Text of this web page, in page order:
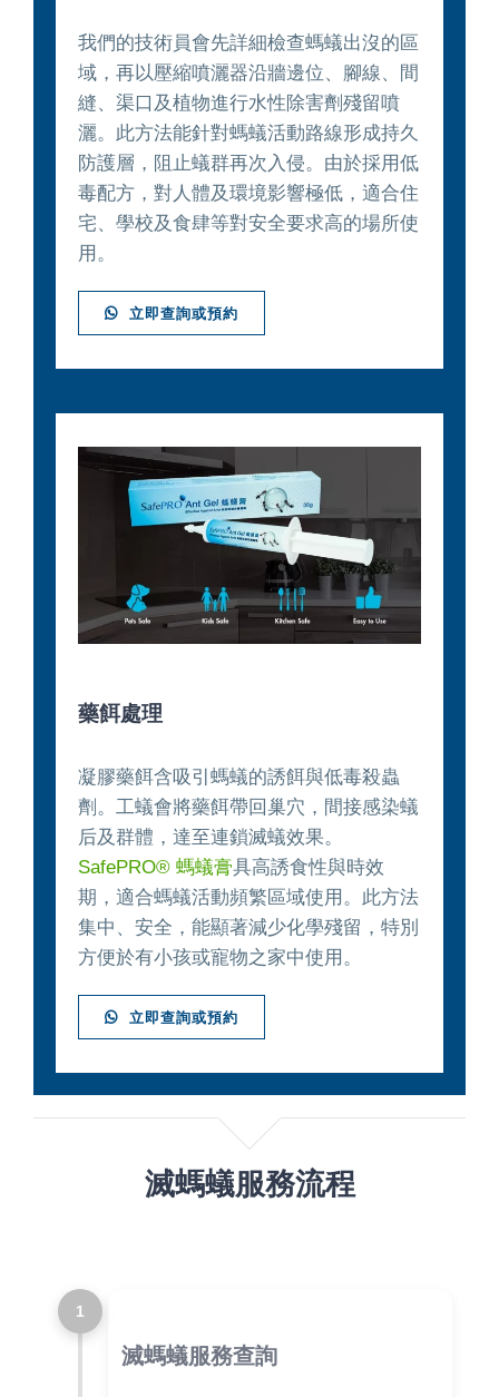
我們的技術員會先詳細檢查螞蟻出沒的區
域，再以壓縮噴灑器沿牆邊位、腳線、間
縫、渠口及植物進行水性除害劑殘留噴
灑。此方法能針對螞蟻活動路線形成持久
防護層，阻止蟻群再次入侵。由於採用低
毒配方，對人體及環境影響極低，適合住
宅、學校及食肆等對安全要求高的場所使
用。
立即查詢或預約
藥餌處理
凝膠藥餌含吸引螞蟻的誘餌與低毒殺蟲
劑。工蟻會將藥餌帶回巢穴，間接感染蟻
后及群體，達至連鎖滅蟻效果。
SafePRO® 螞蟻膏具高誘食性與時效
期，適合螞蟻活動頻繁區域使用。此方法
集中、安全，能顯著減少化學殘留，特別
方便於有小孩或寵物之家中使用。
立即查詢或預約
滅螞蟻服務流程
滅螞蟻服務查詢
1